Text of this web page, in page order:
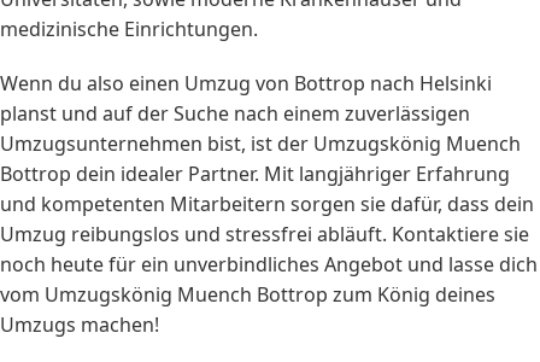
medizinische Einrichtungen.
Wenn du also einen Umzug von Bottrop nach Helsinki
planst und auf der Suche nach einem zuverlässigen
Umzugsunternehmen bist, ist der Umzugskönig Muench
Bottrop dein idealer Partner. Mit langjähriger Erfahrung
und kompetenten Mitarbeitern sorgen sie dafür, dass dein
Umzug reibungslos und stressfrei abläuft. Kontaktiere sie
noch heute für ein unverbindliches Angebot und lasse dich
vom Umzugskönig Muench Bottrop zum König deines
Umzugs machen!